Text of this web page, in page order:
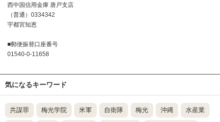
西中国信用金庫 唐戸支店
（普通）0334342
宇都宮知恵
■郵便振替口座番号
01540-0-11658
気になるキーワード
共謀罪 梅光学院 米軍 自衛隊 梅光 沖縄 水産業